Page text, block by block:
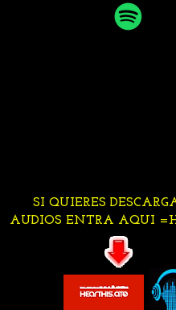
SI QUIERES
AUDIOS ENTRA AQUI